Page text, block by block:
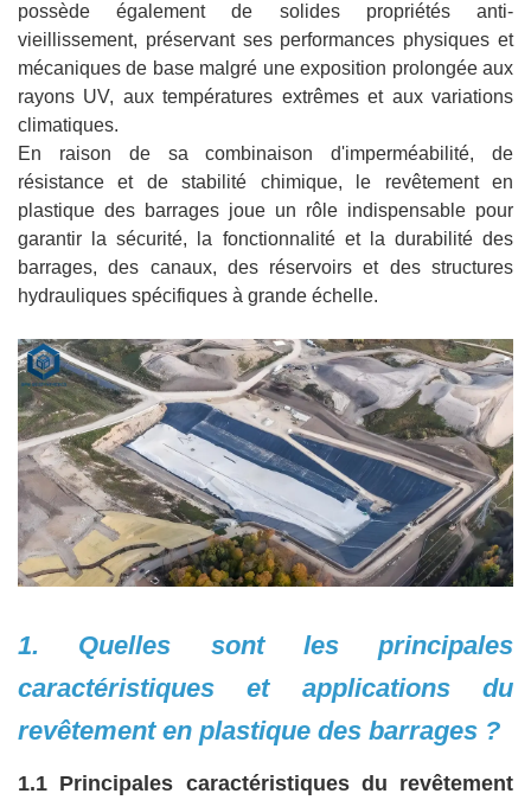
possède également de solides propriétés anti-
vieillissement, préservant ses performances physiques et
mécaniques de base malgré une exposition prolongée aux
rayons UV, aux températures extrêmes et aux variations
climatiques.
En raison de sa combinaison d'imperméabilité, de
résistance et de stabilité chimique, le revêtement en
plastique des barrages joue un rôle indispensable pour
garantir la sécurité, la fonctionnalité et la durabilité des
barrages, des canaux, des réservoirs et des structures
hydrauliques spécifiques à grande échelle.
1. Quelles sont les principales
caractéristiques et applications du
revêtement en plastique des barrages ?
1.1 Principales caractéristiques du revêtement